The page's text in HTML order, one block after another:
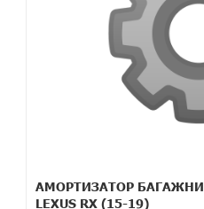
АМОРТИЗАТОР
LEXUS RX (15-19)